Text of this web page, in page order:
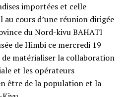
importées et celle
au cours d’une réunion dirigée
du Nord-kivu BAHATI
de Himbi ce mercredi 19
de matérialiser la collaboration
et les opérateurs
être de la population et la